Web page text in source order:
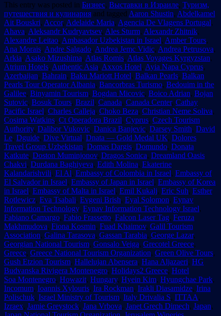
This entry was posted in Бизнес, Выставки в Израиле, Туризм,
путешествия и кулинария and tagged Aaron Shustin, Abdelkamel
Ait Bouskri, Accor, Adelaide Maria, Agencia De Vlagens Portugal,
Ahava, Aleksandr Kudryavtsev, Ales Sturm, Alexandr Zhitnik,
Alexandre Leitao, Ambasador Uzbekistan in Israel, Amber Tours,
Ana Morais, Andre Salgado, Andrea Jemc Vidic, Andrea Petrusova,
Arkia, Asako Mizushima, Atlas Romis, Atlas Voyages Kyrgyzstan,
Atrium Hotels, Authentic Asia, Axxos Hotel, Ayia Napa Cyprus,
Azerbaijan, Bahrain, Baku Mariott Hotel, Balkan Pearls, Balkan
Pearls Tour Operator Albania, Bancorbras Turismo, Bedouim in the
Galilee, Binyamin Tourism, Bogdan Micovic, Boico Adrian, Bojan
Sutovic, Bosuk Tours, Brazil, Canada, Canada Center, Cathay
Pacific Israel, Charles Calleja, Choko Beza, Christian Neme Soliva,
Cosima Watkins, Ct Operadora Brazil, Cyprus, Czech Tourism
Authority, Dalibor Vukovic, Danica Banjevic, Darsey Smith, David
Le, Dguide, Dive Virtual, Dnata — Gold Medal UK, Dolores
Travel Group Uzbekistan, Domas Dargis, Domundo, Donata
Katkute, Doston Muminjonov, Dragos Sonica, Dreamland Oasis
Chakvi, Durdana Baghiyeva, Edith Molina, Ekaterine
Kalandarishvili, El Al, Embassy of Colombia in Israel, Embassy of
El Salvador in Israel, Embassy of Japan in Israel, Embassy of Korea
in Israel, Embassy of Malta in Israel, Emil Kukalj, Eric Suh, Esther
Rotlewicz, Eva Tsabali, Evgeni Brish, Eyal Solomon, Eynav
Information Technology, Eynav Information Technology Israel,
Fabiano Camargo, Fabio Frassetto, Falcon Laser Tag, Feruza
Makhmudova, Fiona Kosmin, Fuad Khaimov, Galil Tourism
Association, Galina Tarasova, Gassan Tarabia, George Lazar,
Georgian National Tourism, Gonsalo Veiga, Grecotel Greece,
Greece, Greece National Tourism Organization, Green Olive Tours,
Gush Etzion Tourism, Hallelujan Abensera, Hana Aljazaeri, HG
Budvanska Rivigera Montenegro, Holidays2 Greece, Hotel
Soa Montenegro, Howazit, Hungary, Hyein Kim, Hyungchae Park,
Incomum, Ioannis Xylouris, Ira Rockman, Irakli Diasamidze, Irina
Polischuk, Israel Ministry of Tourism, Italy Drivalia S, ITTAA,
Izraex, Jamie Greystock, Jana Vrbova, Janet Grech Dimech, Japan,